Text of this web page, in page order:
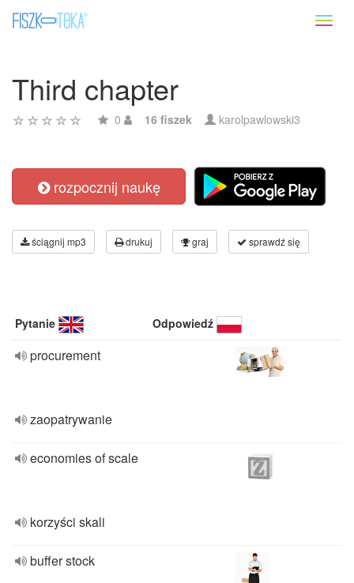
Third chapter
0 16 fiszek karolpawlowski3
rozpocznij naukę
ściągnij mp3 drukuj graj sprawdź się
Pytanie Odpowiedź
procurement
zaopatrywanie
economies of scale
korzyści skali
buffer stock